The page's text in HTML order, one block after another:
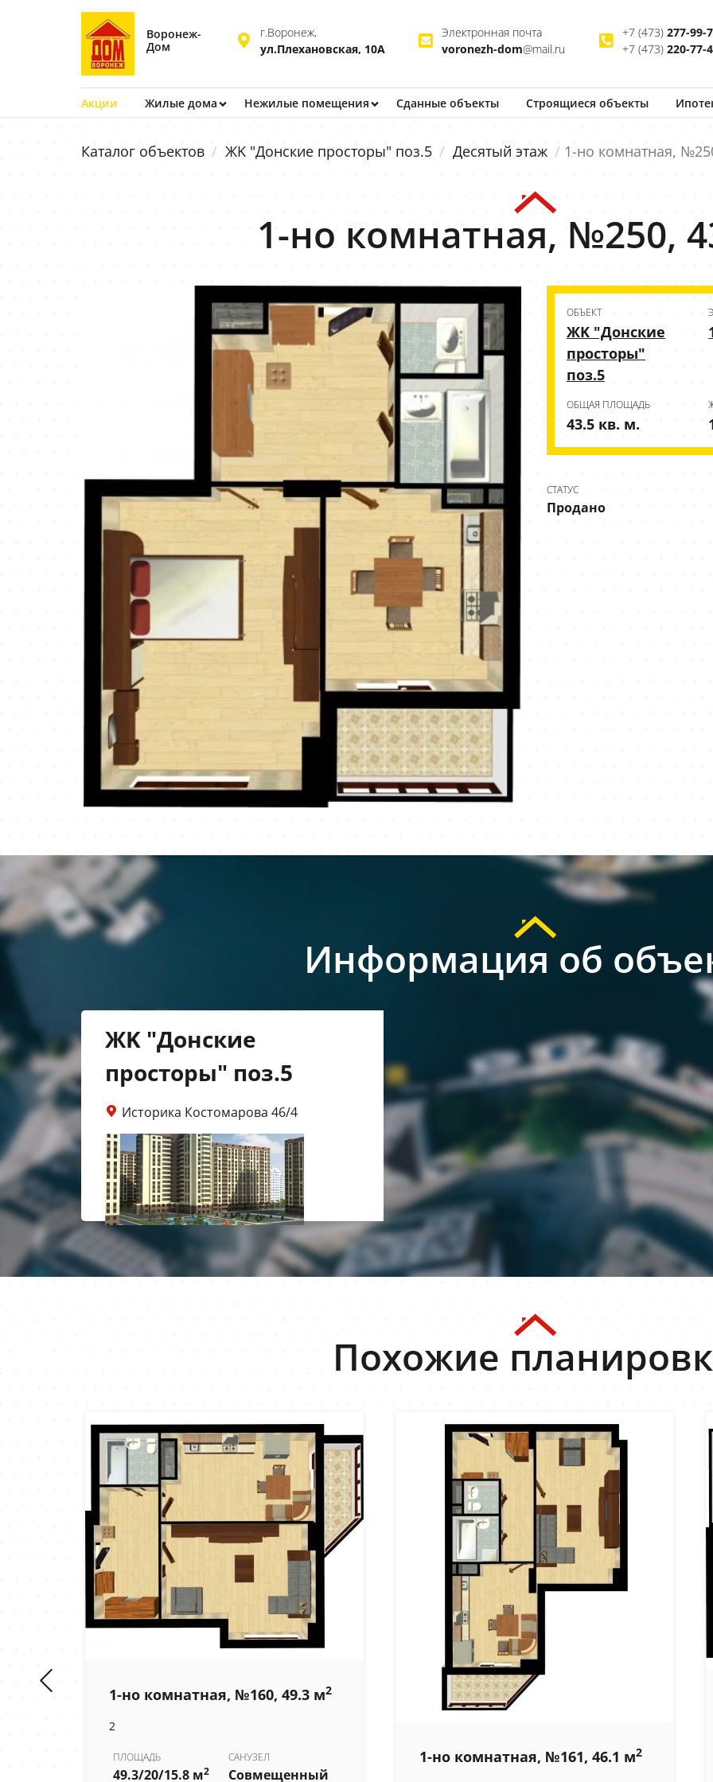
Воронеж-
Дом
г.Воронеж,
ул.Плехановская, 10А
Электронная почта
voronezh-dom@mail.ru
+7 (473) 277-99-
+7 (473) 220-77-
Акции Жилые дома Нежилые помещения Сданные объекты Строящиеся объекты
Каталог объектов ЖK "Донские просторы" поз.5 Десятый этаж 1-но комнатная,
1-но комнатная, №250,
ОБЪЕКТ
ЖK "Донские
просторы"
поз.5
ОБЩАЯ ПЛОЩАДЬ
43.5 кв. м.
СТАТУС
Продано
Информация об
ЖK "Донские
просторы" поз.5
Историка Костомарова 46/4
Похожие
1-но комнатная, №160, 49.3 м2
2
ПЛОЩАДЬ
49.3/20/15.8 м2
САНУЗЕЛ
Совмещенный
1-но комнатная, №161, 46.1 м2